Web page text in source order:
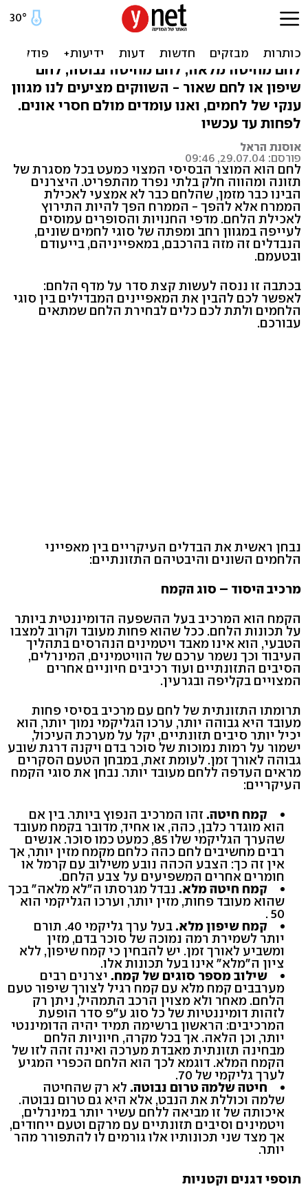
סקר לחמים: מה הכי מזין, הכי
דיאטטי והכי בריא
לחם מחיטה מלאה, לחם מחיטה נבוטה, לחם
שיפון או לחם שאור - השווקים מציעים לנו מגוון
ענקי של לחמים, ואנו עומדים מולם חסרי אונים.
לפחות עד עכשיו
אוסנת הראל
פורסם: 29.07.04, 09:46
לחם הוא המוצר הבסיסי המצוי כמעט בכל מסגרת של
תזונה ומהווה חלק בלתי נפרד מהתפריט. היצרנים
הבינו כבר מזמן, שהלחם כבר לא אמצעי לאכילת
הממרח אלא להפך - הממרח הפך להיות התירוץ
לאכילת הלחם. מדפי החנויות והסופרים עמוסים
לעייפה במגוון רחב ומפתה של סוגי לחמים שונים,
הנבדלים זה מזה בהרכבם, במאפייניהם, בייעודם
ובטעמם.
בכתבה זו ננסה לעשות קצת סדר על מדף הלחם:
לאפשר לכם להבין את המאפיינים המבדילים בין סוגי
הלחמים ולתת לכם כלים לבחירת הלחם שמתאים
עבורכם.
נבחן ראשית את הבדלים העיקריים בין מאפייני
הלחמים השונים והיבטיהם התזונתיים:
מרכיב היסוד – סוג הקמח
הקמח הוא המרכיב בעל ההשפעה הדומיננטית ביותר
על תכונות הלחם. ככל שהוא פחות מעובד וקרוב למצבו
הטבעי, הוא אינו מאבד ויטמינים הנהרסים בתהליך
העיבוד וכך נשמר ערכם של הוויטמינים, המינרלים,
הסיבים התזונתיים ועוד רכיבים חיוניים אחרים
המצויים בקליפה ובגרעין.
תרומתו התזונתית של לחם עם מרכיב בסיסי פחות
מעובד היא גבוהה יותר, ערכו הגליקמי נמוך יותר, הוא
יכיל יותר סיבים תזונתיים, יקל על מערכת העיכול,
ישמור על רמות נמוכות של סוכר בדם ויקנה דרגת שובע
גבוהה לאורך זמן. לעומת זאת, במבחן הטעם הסקרים
מראים העדפה ללחם מעובד יותר. נבחן את סוגי הקמח
העיקריים:
קמח חיטה. זהו המרכיב הנפוץ ביותר. בין אם
הוא מוגדר כלבן, כהה, או אחיד, מדובר בקמח מעובד
שהערך הגליקמי שלו 85, כמעט כמו סוכר. אנשים
רבים מחשיבים לחם כהה כלחם מקמח מזין יותר, אך
אין זה כך: הצבע הכהה נובע משילוב עם קרמל או
חומרים אחרים המשפיעים על צבע הלחם.
קמח חיטה מלא. נבדל מגרסתו ה"לא מלאה" בכך
שהוא מעובד פחות, מזין יותר, וערכו הגליקמי הוא
50 .
קמח שיפון מלא. בעל ערך גליקמי 40. תורם
יותר לשמירת רמה נמוכה של סוכר בדם, מזין
ומשביע לאורך זמן. יש להבחין כי קמח שיפון, ללא
ציון ה"מלא" אינו בעל תכונות אלו.
שילוב מספר סוגים של קמח. יצרנים רבים
מערבבים קמח מלא עם קמח רגיל לצורך שיפור טעם
הלחם. מאחר ולא מצוין הרכב התמהיל, ניתן רק
לזהות דומיננטיות של כל סוג ע"פ סדר הופעת
המרכיבים: הראשון ברשימה תמיד יהיה הדומיננטי
יותר, וכן הלאה. אך בכל מקרה, חיוניות הלחם
מבחינה תזונתית מאבדת מערכה ואינה זהה לזו של
הקמח המלא. דוגמא לכך הוא הלחם הכפרי המגיע
לערך גליקמי של 70.
חיטה שלמה טרום נבוטה. לא רק שהחיטה
שלמה וכוללת את הנבט, אלא היא גם טרום נבוטה.
איכותה של זו מביאה ללחם עשיר יותר במינרלים,
ויטמינים וסיבים תזונתיים עם מרקם וטעם ייחודים,
אך מצד שני תכונותיו אלו גורמים לו להתפורר מהר
יותר.
תוספי דגנים וקטניות